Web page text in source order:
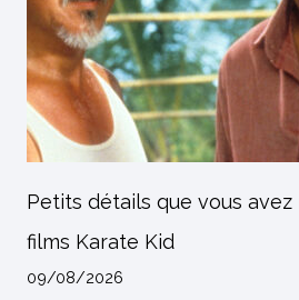
Petits détails que vous avez
films Karate Kid
09/08/2026